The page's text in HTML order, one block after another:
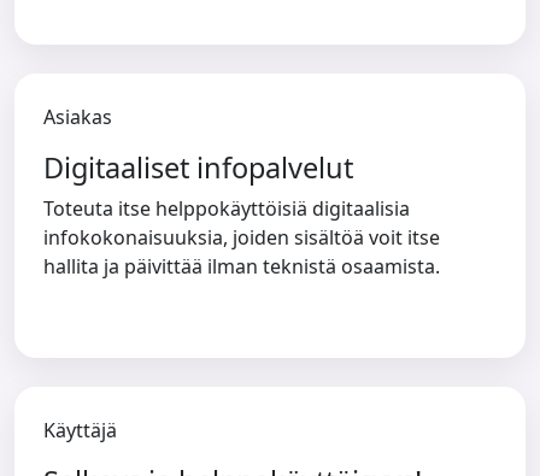
Asiakas
Digitaaliset infopalvelut
Toteuta itse helppokäyttöisiä digitaalisia
infokokonaisuuksia, joiden sisältöä voit itse
hallita ja päivittää ilman teknistä osaamista.
Käyttäjä